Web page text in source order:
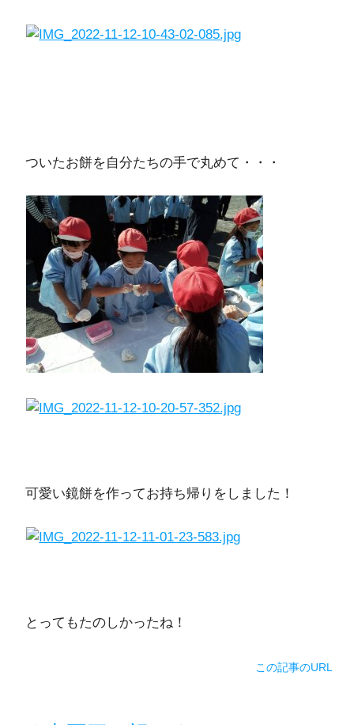
ついたお餅を自分たちの手で丸めて・・・
可愛い鏡餅を作ってお持ち帰りをしました！
とってもたのしかったね！
この記事のURL